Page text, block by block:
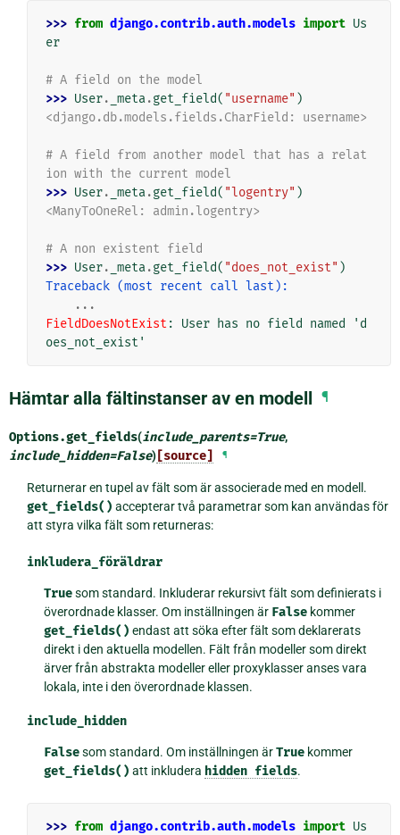
>>> from django.contrib.auth.models import Us
er
# A field on the model
>>> User. _meta.get_field( "username" )
<django.db.models.fields.CharField: username>
# A field from another model that has a relat
ion with the current model
>>> User. _meta.get_field( "logentry" )
<ManyToOneRel: admin.logentry>
# A non existent field
>>> User. _meta.get_field( "does_not_exist" )
Traceback (most recent call last):
...
FieldDoesNotExist : User has no field named 'd
oes_not_exist'
Hämtar alla fältinstanser av en modell ¶
Options.get_fields(include_parents=True,
include_hidden=False) [source] ¶
Returnerar en tupel av fält som är associerade med en modell.
get_fields() accepterar två parametrar som kan användas för
att styra vilka fält som returneras:
inkludera_föräldrar
Truesom standard. Inkluderar rekursivt fält som definierats i
överordnade klasser. Om inställningen är False kommer
get_fields() endast att söka efter fält som deklarerats
direkt i den aktuella modellen. Fält från modeller som direkt
ärver från abstrakta modeller eller proxyklasser anses vara
lokala, inte i den överordnade klassen.
include_hidden
Falsesom standard. Om inställningen ärTrue kommer
get_fields() att inkludera hidden fields.
>>> from django.contrib.auth.models import Us